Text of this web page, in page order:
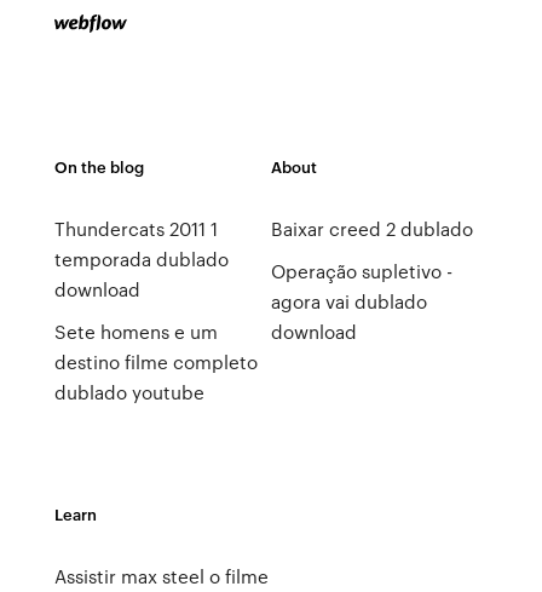
On the blog
Thundercats 2011 1
temporada dublado
download
Sete homens e um
destino filme completo
dublado youtube
About
Baixar creed 2 dublado
Operação supletivo -
agora vai dublado
download
Learn
Assistir max steel o filme